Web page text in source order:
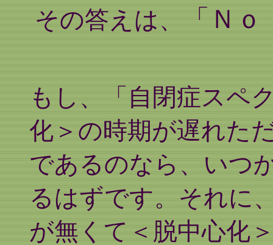
その答えは、
「Ｎｏ
もし、「自閉症スペ
化＞の時期が遅れた
であるのなら、いつ
るはずです。それに
が無くて＜脱中心化